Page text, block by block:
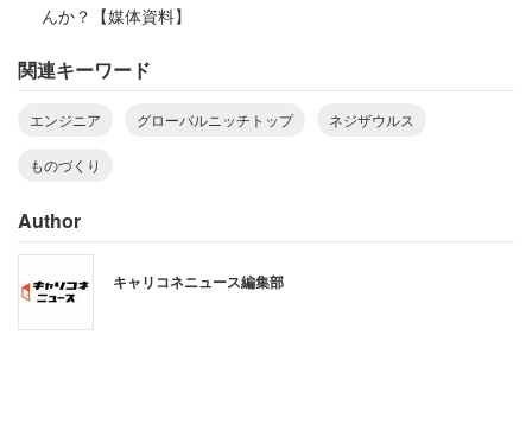
んか？【媒体資料】
関連キーワード
エンジニア グローバルニッチトップ ネジザウルス
ものづくり
Author
キャリコネニュース編集部